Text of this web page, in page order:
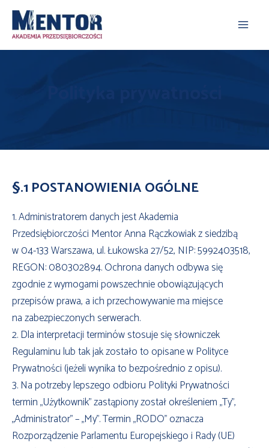
Skip
to content
§.1 POSTANOWIENIA OGÓLNE
1. Administratorem danych jest Akademia
Przedsiębiorczości Mentor Anna Rączkowiak z siedzibą
w 04-133 Warszawa, ul. Łukowska 27/52, NIP: 5992403518,
REGON: 080302894. Ochrona danych odbywa się
zgodnie z wymogami powszechnie obowiązujących
przepisów prawa, a ich przechowywanie ma miejsce
na zabezpieczonych serwerach.
2. Dla interpretacji terminów stosuje się słowniczek
Regulaminu lub tak jak zostało to opisane w Polityce
Prywatności (jeżeli wynika to bezpośrednio z opisu).
3. Na potrzeby lepszego odbioru Polityki Prywatności
termin „Użytkownik” zastąpiony został określeniem „Ty”,
„Administrator” – „My”. Termin „RODO” oznacza
Rozporządzenie Parlamentu Europejskiego i Rady (UE)